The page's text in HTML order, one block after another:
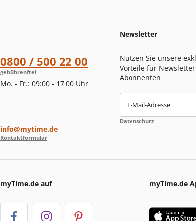
0800 / 500 22 00
gebührenfrei
Mo. - Fr.: 09:00 - 17:00 Uhr
info@mytime.de
Kontaktformular
Newsletter
Nutzen Sie unsere
Vorteile für
Abonnenten
E-Mail-Adresse
Datenschutz
myTime.de auf myTime.de